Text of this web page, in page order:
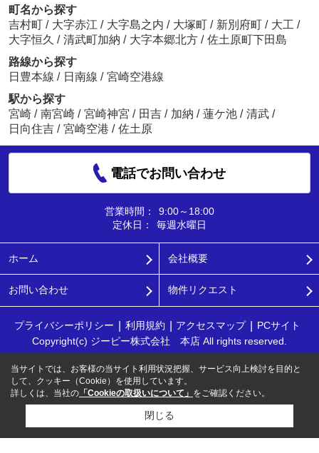
町名から探す
吉村町 / 大字赤江 / 大字島之内 / 大塚町 / 新別府町 / 大工 /
大字恒久 / 清武町加納 / 大字本郷北方 / 佐土原町下田島
路線から探す
日豊本線 / 日南線 / 宮崎空港線
駅から探す
宮崎 / 南宮崎 / 宮崎神宮 / 田吉 / 加納 / 蓮ケ池 / 清武 /
日向住吉 / 宮崎空港 / 佐土原
電話でお問い合わせ
営業時間：
9:00～18:00
定休日：
毎週水曜日
ホーム 会社概要
お問い合わせ 物件リクエスト
プライバシーポリシー 利用規約 アクセスマップ
PCサイト
Copyright(c) ジーピー株式会社 本店 All rights reserved.
当サイトでは、お客様の当サイト利用状況把握、サービス向上検討を目的と
して、クッキー（Cookie）を使用しています。
詳しくは、当社の 「Cookieの取扱いについて」 をご確認ください。
閉じる